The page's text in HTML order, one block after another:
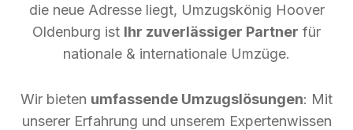
die neue Adresse liegt, Umzugskönig Hoover
Oldenburg ist Ihr zuverlässiger Partner für
nationale & internationale Umzüge.
Wir bieten umfassende Umzugslösungen: Mit
unserer Erfahrung und unserem Expertenwissen